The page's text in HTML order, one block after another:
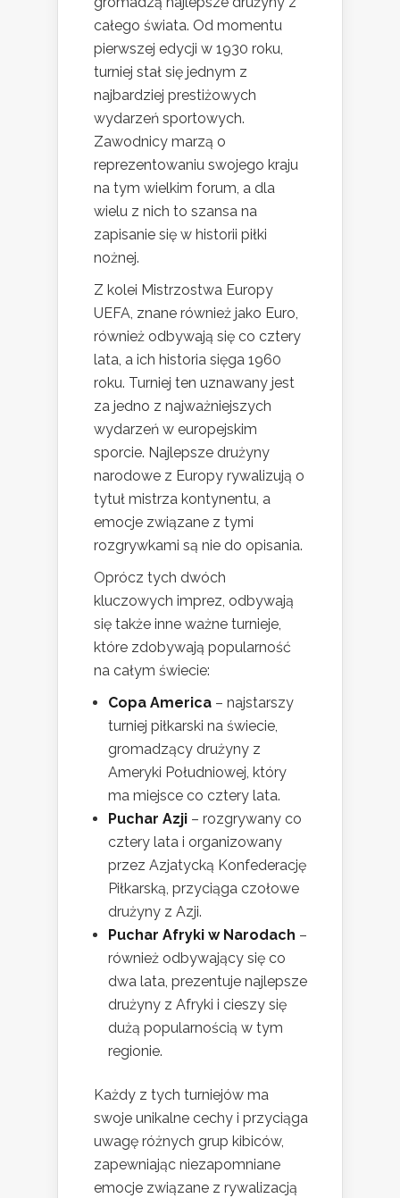
całego świata. Od momentu
pierwszej edycji w 1930 roku,
turniej stał się jednym z
najbardziej prestiżowych
wydarzeń sportowych.
Zawodnicy marzą o
reprezentowaniu swojego kraju
na tym wielkim forum, a dla
wielu z nich to szansa na
zapisanie się w historii piłki
nożnej.
Z kolei Mistrzostwa Europy
UEFA, znane również jako Euro,
również odbywają się co cztery
lata, a ich historia sięga 1960
roku. Turniej ten uznawany jest
za jedno z najważniejszych
wydarzeń w europejskim
sporcie. Najlepsze drużyny
narodowe z Europy rywalizują o
tytuł mistrza kontynentu, a
emocje związane z tymi
rozgrywkami są nie do opisania.
Oprócz tych dwóch
kluczowych imprez, odbywają
się także inne ważne turnieje,
które zdobywają popularność
na całym świecie:
Copa America – najstarszy
turniej piłkarski na świecie,
gromadzący drużyny z
Ameryki Południowej, który
ma miejsce co cztery lata.
Puchar Azji – rozgrywany co
cztery lata i organizowany
przez Azjatycką Konfederację
Piłkarską, przyciąga czołowe
drużyny z Azji.
Puchar Afryki w Narodach –
również odbywający się co
dwa lata, prezentuje najlepsze
drużyny z Afryki i cieszy się
dużą popularnością w tym
regionie.
Każdy z tych turniejów ma
swoje unikalne cechy i przyciąga
uwagę różnych grup kibiców,
zapewniając niezapomniane
emocje związane z rywalizacją